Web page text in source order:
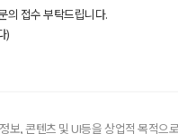
의 접수 부탁드립니다.
)
, 콘텐츠 및 UI등을 상업적 목적으